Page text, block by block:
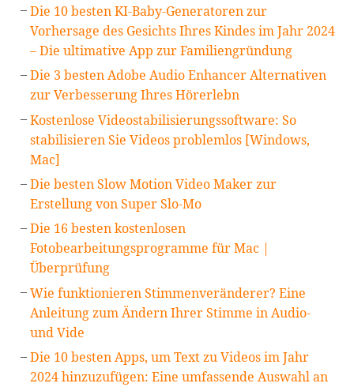
Die 10 besten KI-Baby-Generatoren zur
Vorhersage des Gesichts Ihres Kindes im Jahr 2024
– Die ultimative App zur Familiengründung
Die 3 besten Adobe Audio Enhancer Alternativen
zur Verbesserung Ihres Hörerlebn
Kostenlose Videostabilisierungssoftware: So
stabilisieren Sie Videos problemlos [Windows,
Mac]
Die besten Slow Motion Video Maker zur
Erstellung von Super Slo-Mo
Die 16 besten kostenlosen
Fotobearbeitungsprogramme für Mac |
Überprüfung
Wie funktionieren Stimmenveränderer? Eine
Anleitung zum Ändern Ihrer Stimme in Audio-
und Vide
Die 10 besten Apps, um Text zu Videos im Jahr
2024 hinzuzufügen: Eine umfassende Auswahl an